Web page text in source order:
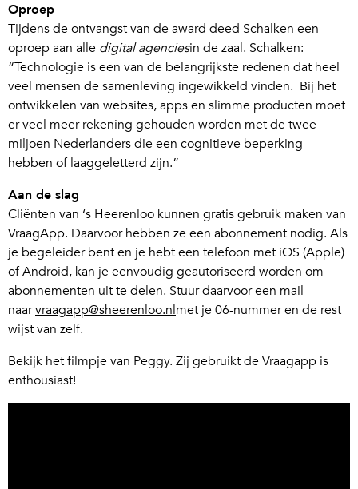
Oproep
Tijdens de ontvangst van de award deed Schalken een
oproep aan alle digital agenciesin de zaal. Schalken:
“Technologie is een van de belangrijkste redenen dat heel
veel mensen de samenleving ingewikkeld vinden. Bij het
ontwikkelen van websites, apps en slimme producten moet
er veel meer rekening gehouden worden met de twee
miljoen Nederlanders die een cognitieve beperking
hebben of laaggeletterd zijn.”
Aan de slag
Cliënten van ‘s Heerenloo kunnen gratis gebruik maken van
VraagApp. Daarvoor hebben ze een abonnement nodig. Als
je begeleider bent en je hebt een telefoon met iOS (Apple)
of Android, kan je eenvoudig geautoriseerd worden om
abonnementen uit te delen. Stuur daarvoor een mail
naarvraagapp@sheerenloo.nlmet je 06-nummer en de rest
wijst van zelf.
Bekijk het filmpje van Peggy. Zij gebruikt de Vraagapp is
enthousiast!